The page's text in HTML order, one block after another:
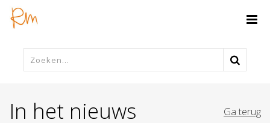
In het nieuws Ga terug